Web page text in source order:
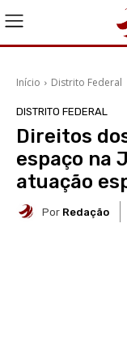
Início Distrito Federal
DISTRITO FEDERAL
Direitos
espaço na
atuação
Por Redação